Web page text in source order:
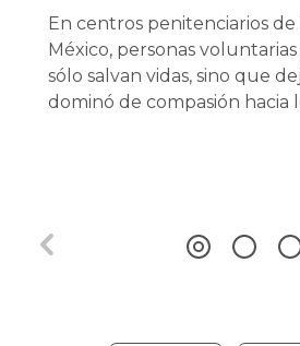
En centros penitenciarios
México, personas
sólo salvan vidas, sino que
dominó de compasión hacia